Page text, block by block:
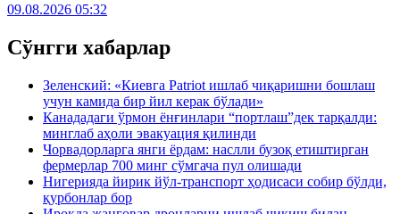
09.08.2026 05:32
Сўнгги хабарлар
Зеленский: «Киевга Patriot ишлаб чиқаришни бошлаш
учун камида бир йил керак бўлади»
Канададаги ўрмон ёнғинлари “портлаш”дек тарқалди:
минглаб аҳоли эвакуация қилинди
Чорвадорларга янги ёрдам: наслли бузоқ етиштирган
фермерлар 700 минг сўмгача пул олишади
Нигерияда йирик йўл-транспорт ҳодисаси собир бўлди,
қурбонлар бор